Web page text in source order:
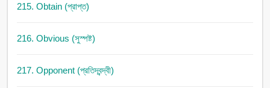
215. Obtain (প্রাপ্ত)
216. Obvious (সুস্পষ্ট)
217. Opponent (প্রতিদ্বন্দ্বী)